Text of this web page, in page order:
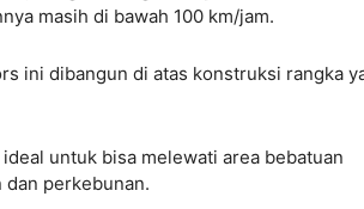
masih di bawah 100 km/jam.
ini dibangun di atas konstruksi rangka
untuk bisa melewati area bebatuan
perkebunan.